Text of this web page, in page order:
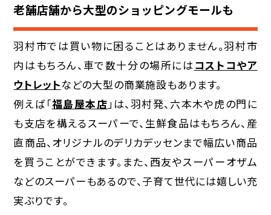
老舗店舗から大型のショッピングモールも
羽村市では買い物に困ることはありません。羽村市
内はもちろん、車で数十分の場所にはコストコやア
ウトレットなどの大型の商業施設もあります。
例えば「福島屋本店 」は、羽村発、六本木や虎の門に
も支店を構えるスーパーで、生鮮食品はもちろん、産
直商品、オリジナルのデリカデッセンまで幅広い商品
を買うことができます。また、西友やスーパーオザム
などのスーパーもあるので、子育て世代には嬉しい充
実ぶりです。